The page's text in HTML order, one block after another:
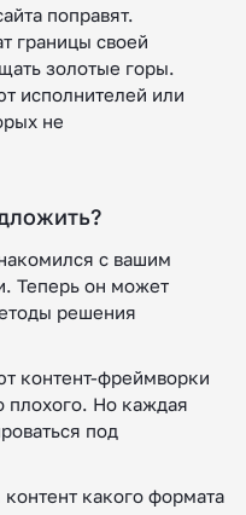
поправят.
границы своей
золотые горы.
исполнителей или
не
с вашим
Теперь он может
решения
контент-фреймворки
плохого. Но каждая
под
какого формата